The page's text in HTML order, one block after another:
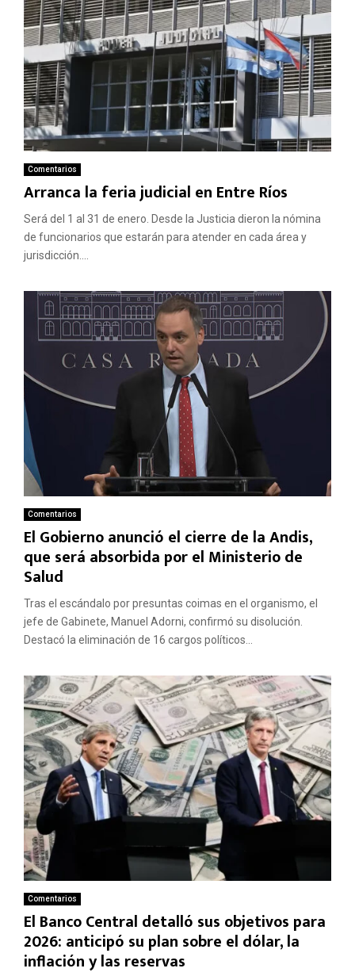
Comentarios
Arranca la feria judicial en Entre Ríos
Será del 1 al 31 de enero. Desde la Justicia dieron la nómina
de funcionarios que estarán para atender en cada área y
jurisdicción....
Comentarios
El Gobierno anunció el cierre de la Andis,
que será absorbida por el Ministerio de
Salud
Tras el escándalo por presuntas coimas en el organismo, el
jefe de Gabinete, Manuel Adorni, confirmó su disolución.
Destacó la eliminación de 16 cargos políticos...
Comentarios
El Banco Central detalló sus objetivos para
2026: anticipó su plan sobre el dólar, la
inflación y las reservas